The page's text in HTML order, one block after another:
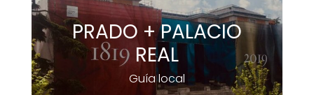
PRADO + PALACIO
REAL
Guía local